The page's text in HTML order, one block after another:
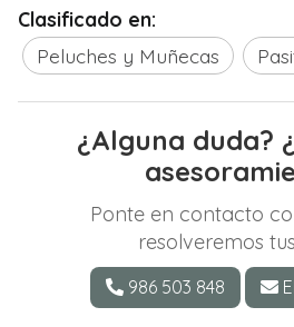
Clasificado en:
Peluches y Muñecas
¿Alguna duda?
Ponte en contacto
resolveremos
986 503 848